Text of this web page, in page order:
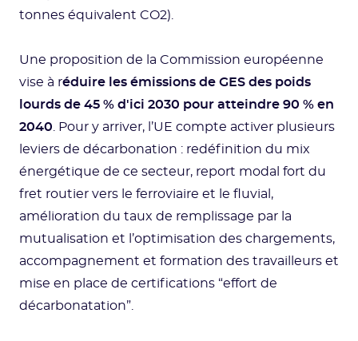
tonnes équivalent CO2).
Une proposition de la Commission européenne
vise à réduire les émissions de GES des poids
lourds de 45 % d'ici 2030 pour atteindre 90 % en
2040 . Pour y arriver, l’UE compte activer plusieurs
leviers de décarbonation : redéfinition du mix
énergétique de ce secteur, report modal fort du
fret routier vers le ferroviaire et le fluvial,
amélioration du taux de remplissage par la
mutualisation et l’optimisation des chargements,
accompagnement et formation des travailleurs et
mise en place de certifications “effort de
décarbonatation”.